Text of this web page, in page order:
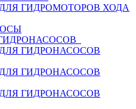
ГИДРОМОТОРОВ ХОДА
ГИДРОНАСОСОВ
ГИДРОНАСОСОВ
ГИДРОНАСОСОВ